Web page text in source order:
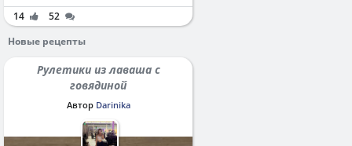
14
52
Новые рецепты
Рулетики из лаваша с
говядиной
Автор Darinika